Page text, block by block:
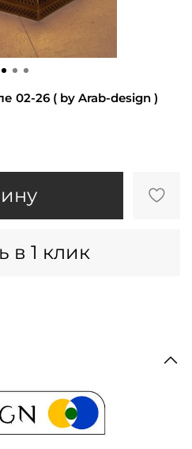
02-26 ( by Arab-design )
в 1 клик